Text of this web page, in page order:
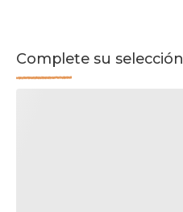
Complete su selección